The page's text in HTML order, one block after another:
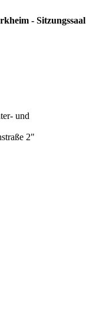
- Sitzungssaal
und
2"